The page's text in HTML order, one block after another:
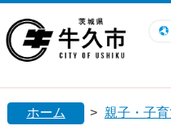
閉じる
ホーム > 親子・子